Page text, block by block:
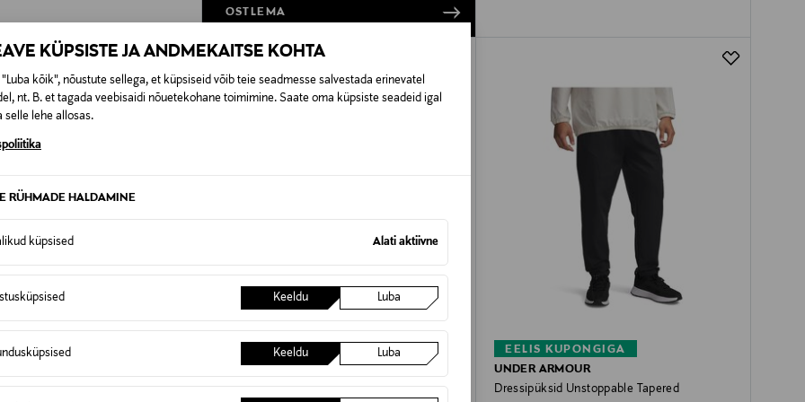
KÜPSISTE JA ANDMEKAITSE KOHTA
"Luba kõik", nõustute sellega, et küpsiseid võib teie seadmesse salvestada erinevatel
nt. B. et tagada veebisaidi nõuetekohane toimimine. Saate oma küpsiste seadeid igal
selle lehe allosas.
RÜHMADE HALDAMINE
küpsised Alati aktiivne
Keeldu Luba
Keeldu Luba
OSTLEMA
Adicolor Classics Firebird
EELIS KUPONGIGA
THE NORTH FACE
Dressipüksid Essential Relaxed Straight
EELIS KUPONGIGA
UNDER ARMOUR
Dressipüksid Unstoppable Tapered